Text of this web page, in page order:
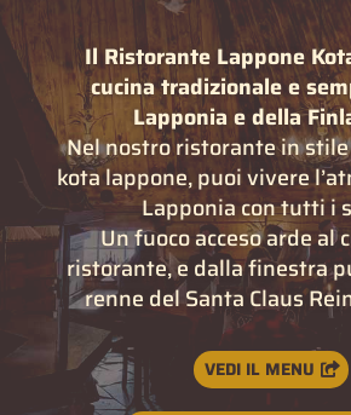
Il Ristorante Lappone
cucina tradizionale e
Lapponia e della
Nel nostro ristorante in
kota lappone, puoi vivere
Lapponia con tutti i
Un fuoco acceso arde al
ristorante, e dalla finestra
renne del Santa Claus
VEDI IL MENU